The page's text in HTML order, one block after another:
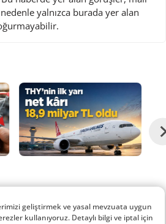
yalnızca burada yer alan
geliştirmek ve yasal mevzuata uygun
kullanıyoruz. Detaylı bilgi ve iptal için